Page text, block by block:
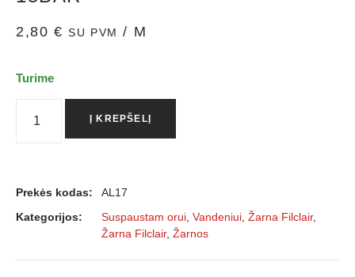
2,80 € SU PVM / M
Turime
Į KREPŠELĮ
Prekės kodas:
AL17
Kategorijos:
Suspaustam orui Vandeniui Žarna Filclair,
Žarna Filclair, Žarnos